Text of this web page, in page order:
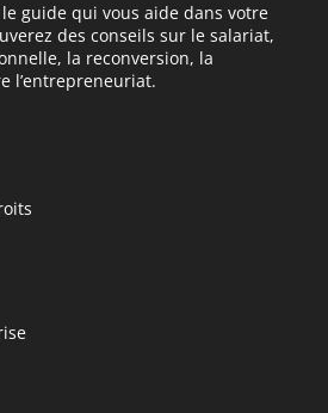
guide qui vous aide dans votre
des conseils sur le salariat,
la reconversion, la
l’entrepreneuriat.